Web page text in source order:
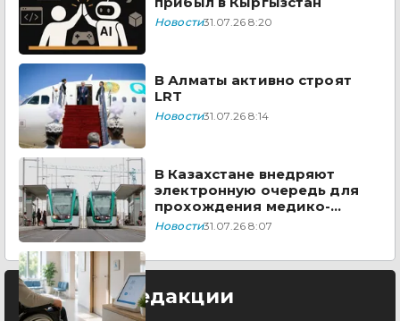
Новости31.07.26 8:20
В Алматы активно строят
LRT
Новости31.07.26 8:14
В Казахстане внедряют
электронную очередь для
прохождения медико-
социальной экспертизы
Новости31.07.26 8:07
Выбор редакции